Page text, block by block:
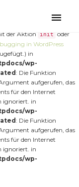
nt-forester wurde
der Aktion
init
oder
in WordPress
in
wp-
: Die Funktion
aufgerufen, das
für den Internet
ignoriert. in
wp-
: Die Funktion
aufgerufen, das
für den Internet
ignoriert. in
wp-
Toggle